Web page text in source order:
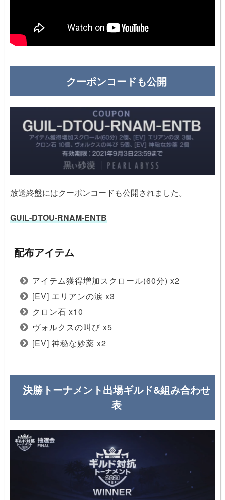
クーポンコードも公開
放送終盤にはクーポンコードも公開されました。
GUIL-DTOU-RNAM-ENTB
配布アイテム
アイテム獲得増加スクロール(60分) x2
[EV] エリアンの涙 x3
クロン石 x10
ヴォルクスの叫び x5
[EV] 神秘な妙薬 x2
決勝トーナメント出場ギルド&組み合わせ
表